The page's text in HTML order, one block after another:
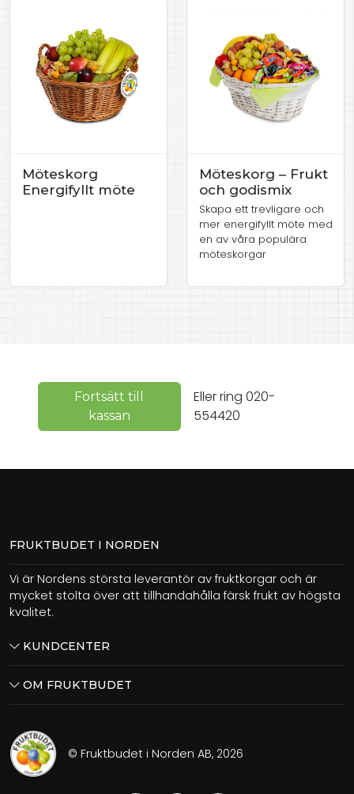
Möteskorg
Energifyllt möte
Möteskorg – Frukt
och godismix
Skapa ett trevligare och
mer energifyllt möte med
en av våra populära
möteskorgar
Fortsätt till
kassan
Eller ring 020-
554420
FRUKTBUDET I NORDEN
Vi är Nordens största leverantör av fruktkorgar och är
mycket stolta över att tillhandahålla färsk frukt av högsta
kvalitet.
KUNDCENTER
OM FRUKTBUDET
© Fruktbudet i Norden AB, 2026